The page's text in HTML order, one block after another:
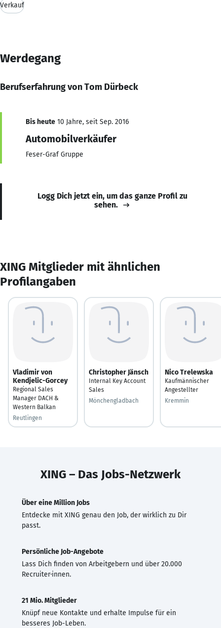
Verkauf
Werdegang
Berufserfahrung von Tom Dürbeck
Bis heute 10 Jahre, seit Sep. 2016
Automobilverkäufer
Feser-Graf Gruppe
Logg Dich jetzt ein, um das ganze Profil zu
sehen.
XING Mitglieder mit ähnlichen
Profilangaben
Vladimir von
Kendjelic-Gorcey
Regional Sales
Manager DACH &
Western Balkan
Reutlingen
Christopher Jänsch
Internal Key Account
Sales
Mönchengladbach
Nico Trelewska
Kaufmännischer
Angestellter
Kremmin
XING – Das Jobs-Netzwerk
Über eine Million Jobs
Entdecke mit XING genau den Job, der wirklich zu Dir
passt.
Persönliche Job-Angebote
Lass Dich finden von Arbeitgebern und über 20.000
Recruiter·innen.
21 Mio. Mitglieder
Knüpf neue Kontakte und erhalte Impulse für ein
besseres Job-Leben.